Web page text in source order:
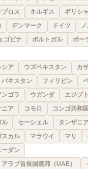
プロス キルギス ギリシャ
デンマーク ドイツ
ゴビナ
ポルトガル ポー
シア ウズベキスタン カ
パキスタン フィリピン
ンゴラ ウガンダ エジプト
ニア コモロ コンゴ共和国
ル セーシェル タンザニ
スカル マラウイ マリ
ーダン
アラブ首長国連邦（UAE）